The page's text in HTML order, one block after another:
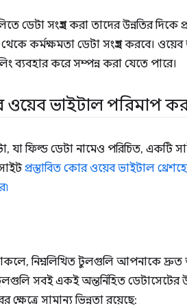
ডেটা সংগ্রহ করা তাদের উন্নতির দিকে
থেকে কর্মক্ষমতা ডেটা সংগ্রহ করবে।
ব্যবহার করে সম্পন্ন করা যেতে পারে।
ওয়েব ভাইটাল পরিমাপ
যা ফিল্ড ডেটা নামেও পরিচিত, একটি
প্রস্তাবিত কোর ওয়েব ভাইটাল
নিম্নলিখিত টুলগুলি আপনাকে দ্রুত
সবই একই অন্তর্নিহিত ডেটাসেটের
ক্ষেত্রে সামান্য ভিন্নতা রয়েছে: